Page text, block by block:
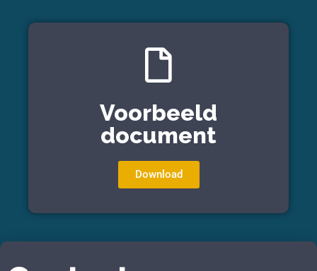
Voorbeeld
document
Download